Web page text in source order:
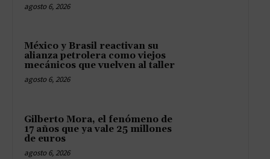
agosto 6, 2026
México y Brasil reactivan su
alianza petrolera como viejos
mecánicos que vuelven al taller
agosto 6, 2026
Gilberto Mora, el fenómeno de
17 años que ya vale 25 millones
de euros
agosto 6, 2026